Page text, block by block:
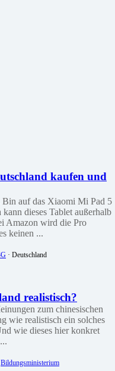
kaufen und
Bin auf das Xiaomi Mi Pad 5
dieses Tablet außerhalb
Amazon wird die Pro
keinen ...
· Deutschland
realistisch?
zum chinesischen
wie realistisch ein solches
wie dieses hier konkret
Bildungsministerium